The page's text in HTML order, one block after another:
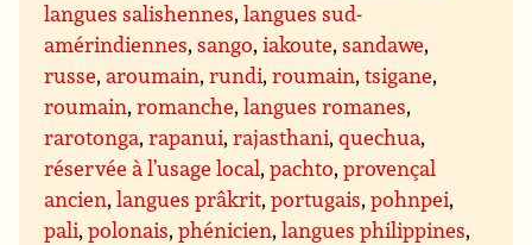
langues salishennes,langues sud-
amérindiennes,sango,iakoute,sandawe,
russe,aroumain,rundi,roumain,tsigane,
roumain,romanche,langues romanes,
rarotonga,rapanui,rajasthani,quechua,
réservée à l’usage local,pachto,provençal
ancien,langues prâkrit,portugais,pohnpei,
pali,polonais,phénicien,langues philippines,